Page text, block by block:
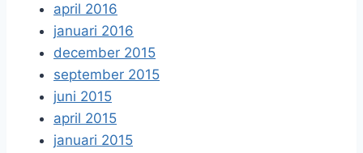
april 2016
januari 2016
december 2015
september 2015
juni 2015
april 2015
januari 2015